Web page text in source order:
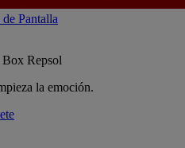
Pantalla
Box Repsol
la emoción.